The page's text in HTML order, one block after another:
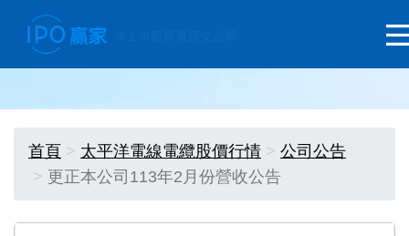
首頁 太平洋電線電纜股價行情
公司公告
更正本公司113年2月份營收公告